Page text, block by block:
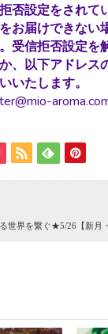
否設定をされて
お届けできない
受信拒否設定を
、以下アドレス
いたします。
aroma.com
世界を繋ぐ★5/26【新月